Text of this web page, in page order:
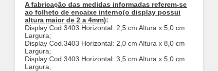
A fabricação das medidas informadas referem-se
ao folheto de encaixe interno(o display possui
altura maior de 2 a 4mm):
Display Cod.3403 Horizontal: 2,5 cm Altura x 5,0 cm
Largura;
Display Cod.3403 Horizontal: 2,0 cm Altura x 8,0 cm
Largura;
Display Cod.3403 Horizontal: 3,5 cm Altura x 5,0 cm
Largura;